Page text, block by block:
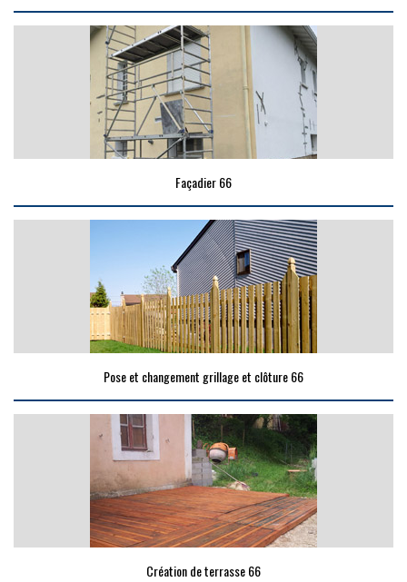
Façadier 66
Pose et changement grillage et clôture 66
Création de terrasse 66